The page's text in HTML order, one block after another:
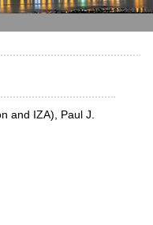
and IZA), Paul J.